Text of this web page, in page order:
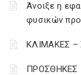
Άνοιξε η
φυσικών
ΚΛΙΜΑΚΕΣ –
ΠΡΟΣΘΗΚΕΣ